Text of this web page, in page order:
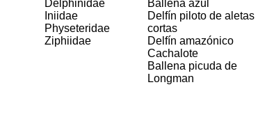
Delphinidae
Iniidae
Physeteridae
Ziphiidae
Ballena azul
Delfín piloto de aletas
cortas
Delfín amazónico
Cachalote
Ballena picuda de
Longman